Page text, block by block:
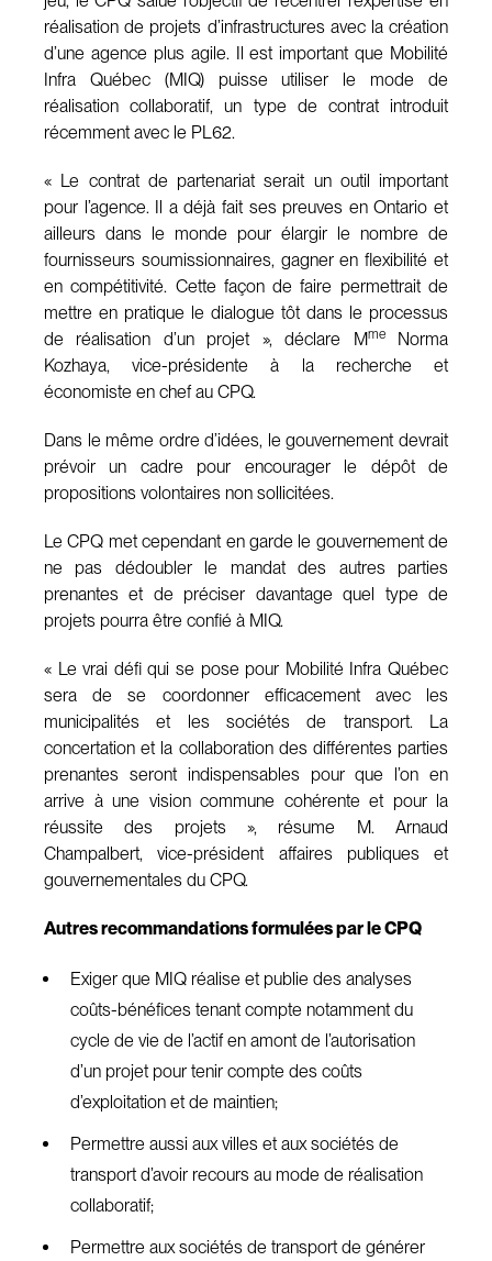
réalisation de projets d’infrastructures avec la création
d’une agence plus agile. Il est important que Mobilité
Infra Québec (MIQ) puisse utiliser le mode de
réalisation collaboratif, un type de contrat introduit
récemment avec le PL62.
« Le contrat de partenariat serait un outil important
pour l’agence. Il a déjà fait ses preuves en Ontario et
ailleurs dans le monde pour élargir le nombre de
fournisseurs soumissionnaires, gagner en flexibilité et
en compétitivité. Cette façon de faire permettrait de
mettre en pratique le dialogue tôt dans le processus
de réalisation d’un projet », déclare MmeNorma
Kozhaya, vice-présidente à la recherche et
économiste en chef au CPQ.
Dans le même ordre d’idées, le gouvernement devrait
prévoir un cadre pour encourager le dépôt de
propositions volontaires non sollicitées.
Le CPQ met cependant en garde le gouvernement de
ne pas dédoubler le mandat des autres parties
prenantes et de préciser davantage quel type de
projets pourra être confié à MIQ.
« Le vrai défi qui se pose pour Mobilité Infra Québec
sera de se coordonner efficacement avec les
municipalités et les sociétés de transport. La
concertation et la collaboration des différentes parties
prenantes seront indispensables pour que l’on en
arrive à une vision commune cohérente et pour la
réussite des projets », résume M. Arnaud
Champalbert, vice-président affaires publiques et
gouvernementales du CPQ.
Autres recommandations formulées par le CPQ
Exiger que MIQ réalise et publie des analyses
coûts-bénéfices tenant compte notamment du
cycle de vie de l’actif en amont de l’autorisation
d’un projet pour tenir compte des coûts
d’exploitation et de maintien;
Permettre aussi aux villes et aux sociétés de
transport d’avoir recours au mode de réalisation
collaboratif;
Permettre aux sociétés de transport de générer